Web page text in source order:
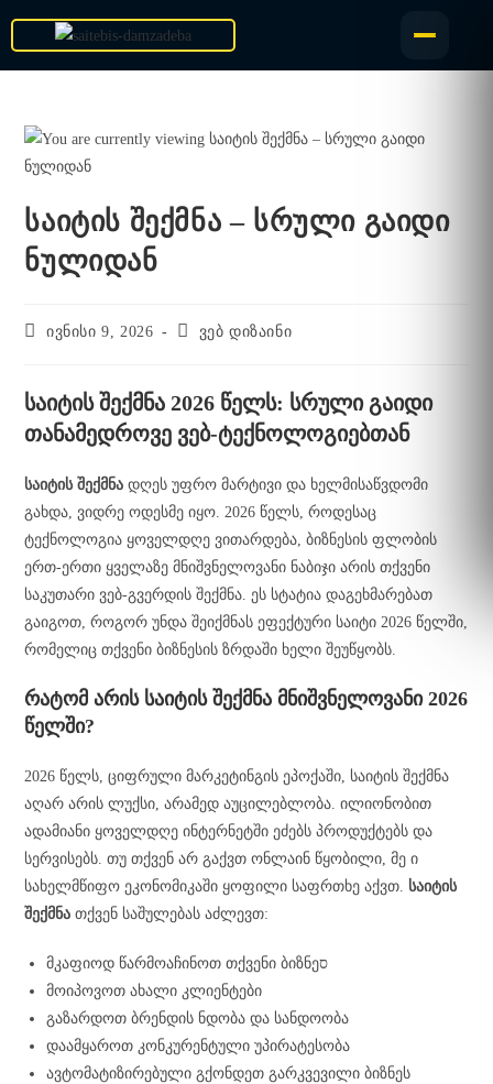
საიტის შექმნა – სრული გაიდი
ნულიდან
ივნისი 9, 2026 ვებ დიზაინი
საიტის შექმნა 2026 წელს: სრული გაიდი
თანამედროვე ვებ-ტექნოლოგიებთან
საიტის შექმნა დღეს უფრო მარტივი და ხელმისაწვდომი
გახდა, ვიდრე ოდესმე იყო. 2026 წელს, როდესაც
ტექნოლოგია ყოველდღე ვითარდება, ბიზნესის ფლობის
ერთ-ერთი ყველაზე მნიშვნელოვანი ნაბიჯი არის თქვენი
საკუთარი ვებ-გვერდის შექმნა. ეს სტატია დაგეხმარებათ
გაიგოთ, როგორ უნდა შეიქმნას ეფექტური საიტი 2026 წელში,
რომელიც თქვენი ბიზნესის ზრდაში ხელი შეუწყობს.
რატომ არის საიტის შექმნა მნიშვნელოვანი 2026
წელში?
2026 წელს, ციფრული მარკეტინგის ეპოქაში, საიტის შექმნა
აღარ არის ლუქსი, არამედ აუცილებლობა. ილიონობით
ადამიანი ყოველდღე ინტერნეტში ეძებს პროდუქტებს და
სერვისებს. თუ თქვენ არ გაქვთ ონლაინ წყობილი, მე ი
სახელმწიფო ეკონომიკაში ყოფილი საფრთხე აქვთ. საიტის
შექმნა თქვენ საშულებას აძლევთ:
მკაფიოდ წარმოაჩინოთ თქვენი ბიზნეס
მოიპოვოთ ახალი კლიენტები
გაზარდოთ ბრენდის ნდობა და სანდოობა
დაამყაროთ კონკურენტული უპირატესობა
ავტომატიზირებული გქონდეთ გარკვევილი ბიზნეს